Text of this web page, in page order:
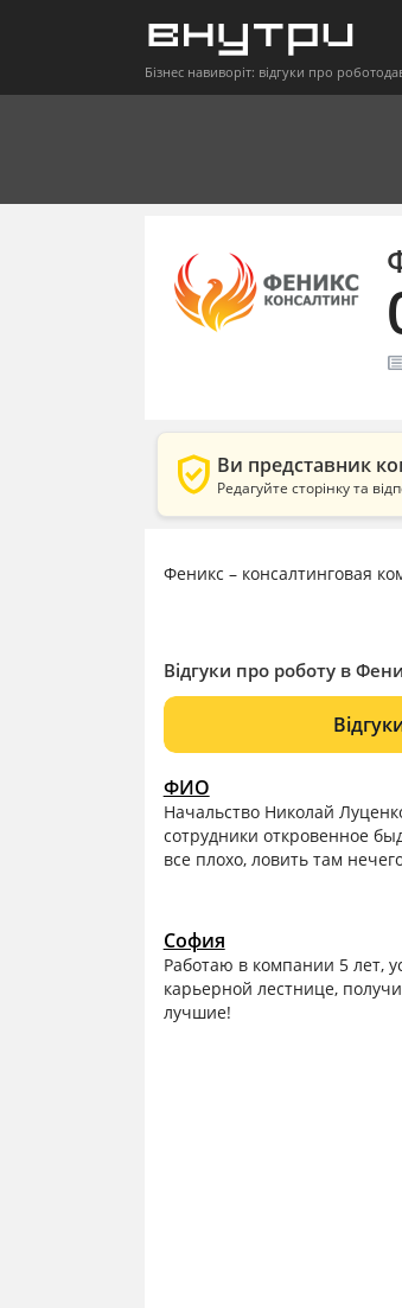
Бізнес навиворіт: відгуки про
verified_user Ви представник
Редагуйте сторінку та
Феникс – консалтинговая
Відгуки про роботу в
ФИО
Начальство Николай
сотрудники откровенное
все плохо, ловить там
София
Работаю в компании 5 лет,
карьерной лестнице,
лучшие!